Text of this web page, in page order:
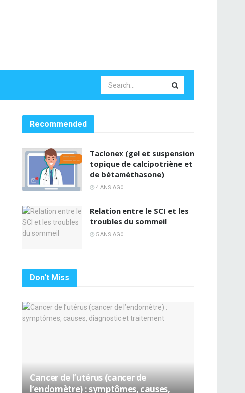
Recommended
Taclonex (gel et suspension
topique de calcipotriène et
de bétaméthasone)
4 ANS AGO
Relation entre le SCI et les
troubles du sommeil
5 ANS AGO
Don't Miss
Cancer de l’utérus (cancer de
l’endomètre) : symptômes, causes,